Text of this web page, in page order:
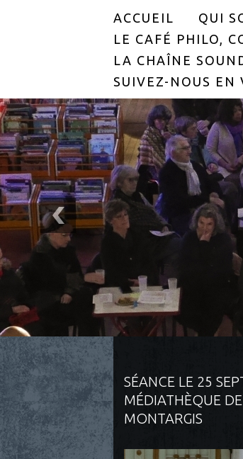
ACCUEIL QUI
LE CAFÉ PHILO,
LA CHAÎNE
SUIVEZ-NOUS EN
SÉANCE LE 25
MÉDIATHÈQUE
MONTARGIS